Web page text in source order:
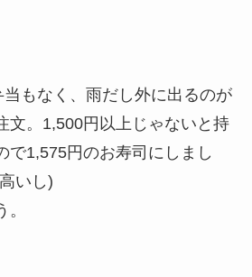
当もなく、雨だし外に出るのが
文。1,500円以上じゃないと持
で1,575円のお寿司にしまし
いし)